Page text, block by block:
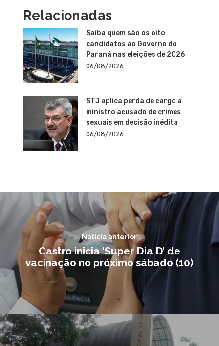
Relacionadas
Saiba quem são os oito
candidatos ao Governo do
Paraná nas eleições de 2026
06/08/2026
STJ aplica perda de cargo a
ministro acusado de crimes
sexuais em decisão inédita
06/08/2026
Notícia anterior
Castro inicia ‘Super Dia D’ de
vacinação no próximo sábado (10)